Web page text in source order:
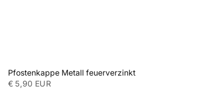
Pfostenkappe Metall feuerverzinkt
€ 5,90 EUR